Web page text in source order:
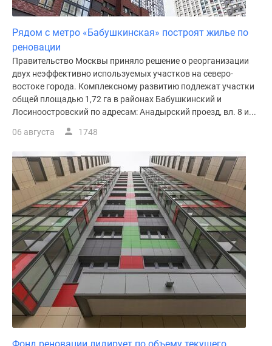
Рядом с метро «Бабушкинская» построят жилье по
реновации
Правительство Москвы приняло решение о реорганизации
двух неэффективно используемых участков на северо-
востоке города. Комплексному развитию подлежат участки
общей площадью 1,72 га в районах Бабушкинский и
Лосиноостровский по адресам: Анадырский проезд, вл. 8 и...
06 августа 1748